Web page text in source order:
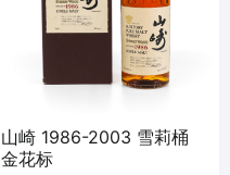
山崎 1986-2003 雪莉桶
金花标